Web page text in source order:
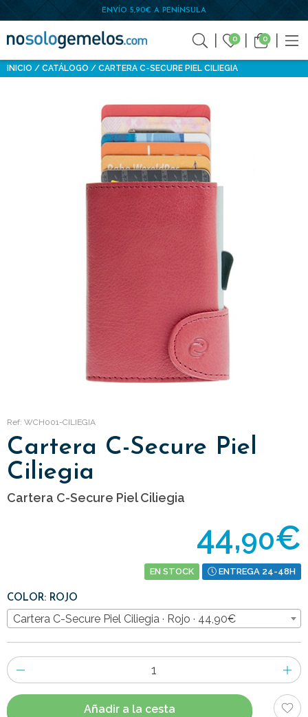
ENVÍO 5,90€ A PENÍNSULA
0 0
INICIO CATÁLOGO CARTERA C-SECURE PIEL CILIEGIA
Ref: WCH001-CILIEGIA
Cartera C-Secure Piel
Ciliegia
Cartera C-Secure Piel Ciliegia
44,90€
EN STOCK ENTREGA 24-48H
COLOR: ROJO
Cartera C-Secure Piel Ciliegia · Rojo · 44,90€
Número
de
artículos
Añadir a la cesta